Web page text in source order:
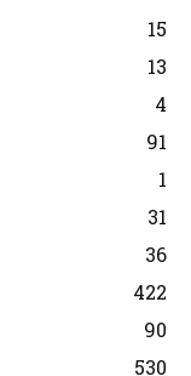
15
13
4
91
1
31
36
422
90
530